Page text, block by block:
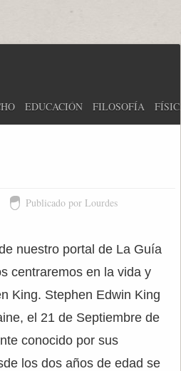
EDUCACIÓN FILOSOFÍA
Publicado por Lourdes
nuestro portal de La Guía
centraremos en la vida y
King. Stephen Edwin King
el 21 de Septiembre de
conocido por sus
los dos años de edad se